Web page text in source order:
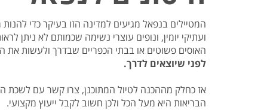
טיסות אל על
המדריך למטייל באיי סיישל
המדריך למטייל בזנזיבר
המדריך למטייל ביפן
המדריך למטייל בדובאי
המטיילים בנפאל מגיעים למדינה הזו בעיקר כדי
ועתיקי יומין, ונופים עוצרי נשימה שכמותם לא ניתן
האוסים פשוטים או בבתי הכפריים שבדרך ולעשות
לפני שיוצאים לדרך.
אז כחלק מההכנה לטיול המתוכנן, צרו קשר עם לשכת
הבריאות היא מעל הכל ולכן חשוב לקבל ייעוץ מקצועי.